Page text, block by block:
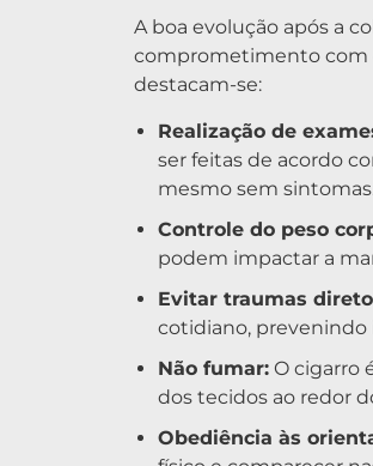
A boa evolução após a
comprometimento com
destacam-se:
Realização de
ser feitas de acordo
mesmo sem
Controle do peso
podem impactar a
Evitar traumas
cotidiano, prevenindo
Não fumar: O cigarro
dos tecidos ao redor
Obediência às